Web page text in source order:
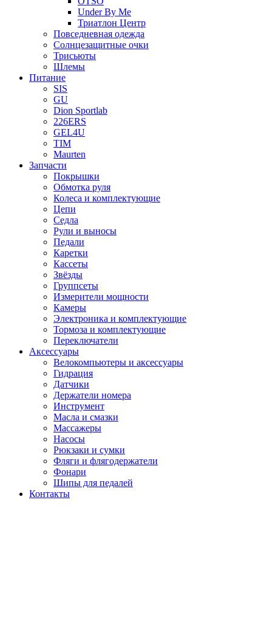
Under By Me
Триатлон Центр
Повседневная одежда
Солнцезащитные очки
Трисьюты
Шлемы
Питание
SIS
GU
Dion Sportlab
226ERS
GEL4U
TIM
Maurten
Запчасти
Покрышки
Обмотка руля
Колеса и комплектующие
Цепи
Седла
Рули и выносы
Педали
Каретки
Кассеты
Звёзды
Группсеты
Измерители мощности
Камеры
Электроника и комплектующие
Тормоза и комплектующие
Переключатели
Аксессуары
Велокомпьютеры и аксессуары
Гидрация
Датчики
Держатели номера
Инструмент
Масла и смазки
Массажеры
Насосы
Рюкзаки и сумки
Фляги и флягодержатели
Фонари
Шипы для педалей
Контакты